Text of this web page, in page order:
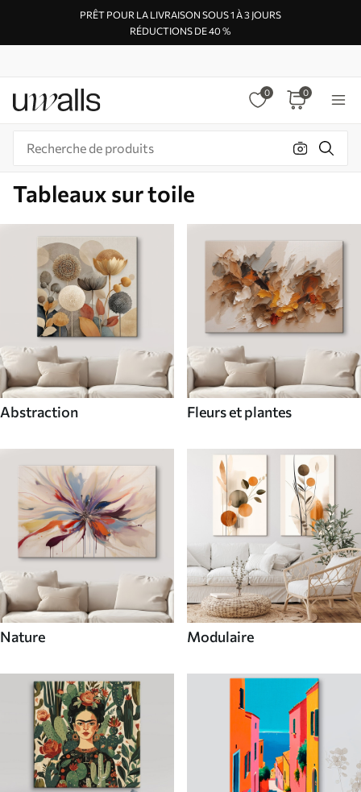
PRÊT POUR LA LIVRAISON SOUS 1 À 3 JOURS
RÉDUCTIONS DE 40 %
0 0
Tableaux sur toile
Abstraction Fleurs et plantes
Nature Modulaire